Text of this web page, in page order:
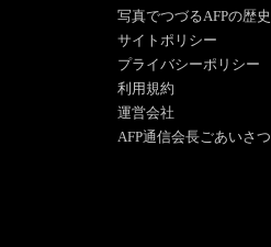
写真でつづるAFPの歴史
サイトポリシー
プライバシーポリシー
利用規約
運営会社
AFP通信会長ごあいさつ